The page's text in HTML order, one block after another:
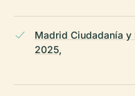
Madrid Ciudadanía y
2025,